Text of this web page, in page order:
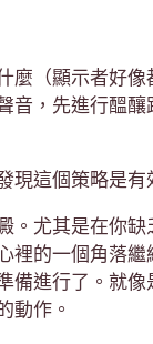
麼（顯示者好
音，先進行醞
現這個策略是有
。尤其是在你
裡的一個角落
備進行了。就
動作。